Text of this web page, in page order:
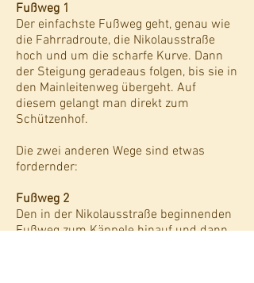
Fußweg 1
Der einfachste Fußweg geht, genau wie
die Fahrradroute, die Nikolausstraße
hoch und um die scharfe Kurve. Dann
der Steigung geradeaus folgen, bis sie in
den Mainleitenweg übergeht. Auf
diesem gelangt man direkt zum
Schützenhof.
Die zwei anderen Wege sind etwas
fordernder:
Fußweg 2
Den in der Nikolausstraße beginnenden
Fußweg zum Käppele hinauf und dann